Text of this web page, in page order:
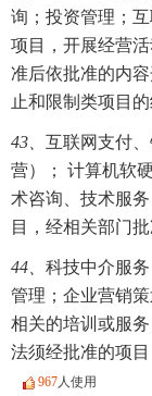
询；投资管理；
项目，开展经营
准后依批准的内
止和限制类项目的
43、 互联网支付
营）； 计算机软
术咨询、技术服
目，经相关部门
44、 科技中介服
管理；企业营销
相关的培训或服
法须经批准的项
967人使用